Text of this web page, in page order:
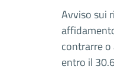
Avviso sui
contrarre
entro il